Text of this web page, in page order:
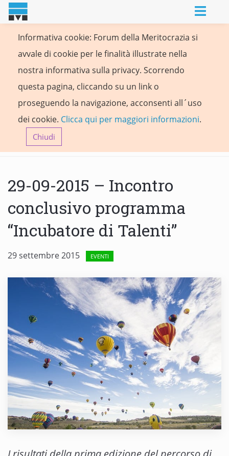
Informativa cookie: Forum della Meritocrazia si
avvale di cookie per le finalità illustrate nella
nostra informativa sulla privacy. Scorrendo
questa pagina, cliccando su un link o
proseguendo la navigazione, acconsenti all´uso
dei cookie. Clicca qui per maggiori informazioni.
Chiudi
29-09-2015 – Incontro
conclusivo programma
“Incubatore di Talenti”
29 settembre 2015 EVENTI